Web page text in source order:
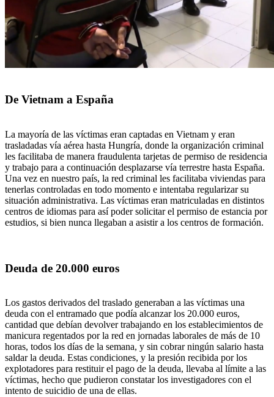
De Vietnam a España
La mayoría de las víctimas eran captadas en Vietnam y eran
trasladadas vía aérea hasta Hungría, donde la organización criminal
les facilitaba de manera fraudulenta tarjetas de permiso de residencia
y trabajo para a continuación desplazarse vía terrestre hasta España.
Una vez en nuestro país, la red criminal les facilitaba viviendas para
tenerlas controladas en todo momento e intentaba regularizar su
situación administrativa. Las víctimas eran matriculadas en distintos
centros de idiomas para así poder solicitar el permiso de estancia por
estudios, si bien nunca llegaban a asistir a los centros de formación.
Deuda de 20.000 euros
Los gastos derivados del traslado generaban a las víctimas una
deuda con el entramado que podía alcanzar los 20.000 euros,
cantidad que debían devolver trabajando en los establecimientos de
manicura regentados por la red en jornadas laborales de más de 10
horas, todos los días de la semana, y sin cobrar ningún salario hasta
saldar la deuda. Estas condiciones, y la presión recibida por los
explotadores para restituir el pago de la deuda, llevaba al límite a las
víctimas, hecho que pudieron constatar los investigadores con el
intento de suicidio de una de ellas.